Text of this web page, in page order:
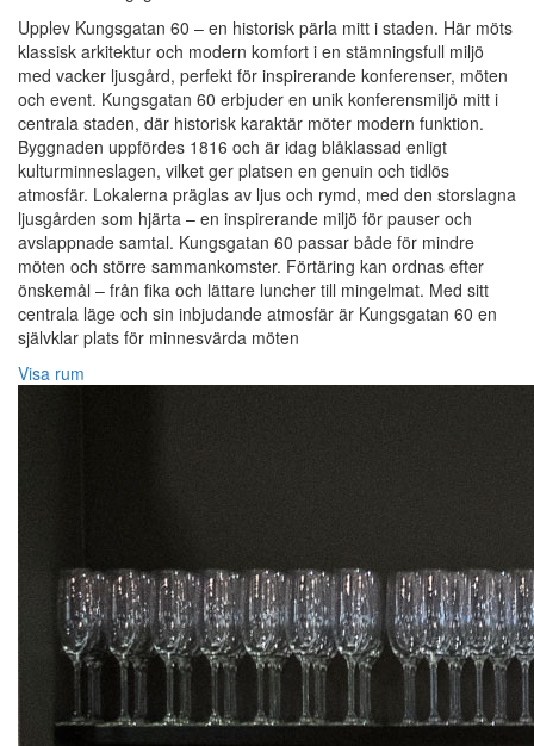
Upplev Kungsgatan 60 – en historisk pärla mitt i staden. Här möts
klassisk arkitektur och modern komfort i en stämningsfull miljö
med vacker ljusgård, perfekt för inspirerande konferenser, möten
och event. Kungsgatan 60 erbjuder en unik konferensmiljö mitt i
centrala staden, där historisk karaktär möter modern funktion.
Byggnaden uppfördes 1816 och är idag blåklassad enligt
kulturminneslagen, vilket ger platsen en genuin och tidlös
atmosfär. Lokalerna präglas av ljus och rymd, med den storslagna
ljusgården som hjärta – en inspirerande miljö för pauser och
avslappnade samtal. Kungsgatan 60 passar både för mindre
möten och större sammankomster. Förtäring kan ordnas efter
önskemål – från fika och lättare luncher till mingelmat. Med sitt
centrala läge och sin inbjudande atmosfär är Kungsgatan 60 en
självklar plats för minnesvärda möten
Visa rum